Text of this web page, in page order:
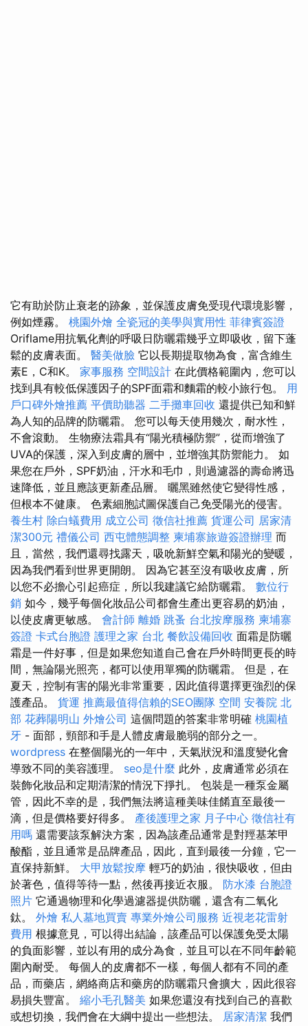
它有助於防止衰老的跡象，並保護皮膚免受現代環境影響，
例如煙霧。 桃園外燴 全瓷冠的美學與實用性 菲律賓簽證
Oriflame用抗氧化劑的呼吸日防曬霜幾乎立即吸收，留下蓬
鬆的皮膚表面。 醫美做臉 它以長期提取物為食，富含維生
素E，C和K。 家事服務 空間設計 在此價格範圍內，您可以
找到具有較低保護因子的SPF面霜和麵霜的較小旅行包。 用
戶口碑外燴推薦 平價助聽器 二手攤車回收 還提供已知和鮮
為人知的品牌的防曬霜。 您可以每天使用幾次，耐水性，
不會滾動。 生物療法霜具有“陽光積極防禦”，從而增強了
UVA的保護，深入到皮膚的層中，並增強其防禦能力。 如
果您在戶外，SPF奶油，汗水和毛巾，則過濾器的壽命將迅
速降低，並且應該更新產品層。 曬黑雖然使它變得性感，
但根本不健康。 色素細胞試圖保護自己免受陽光的侵害。
養生村 除白蟻費用 成立公司 徵信社推薦 貨運公司 居家清
潔300元 禮儀公司 西屯體態調整 柬埔寨旅遊簽證辦理 而
且，當然，我們還尋找露天，吸吮新鮮空氣和陽光的變暖，
因為我們看到世界更開朗。 因為它甚至沒有吸收皮膚，所
以您不必擔心引起癌症，所以我建議它給防曬霜。 數位行
銷 如今，幾乎每個化妝品公司都會生產出更容易的奶油，
以使皮膚更敏感。 會計師 離婚 跳蚤 台北按摩服務 柬埔寨
簽證 卡式台胞證 護理之家 台北 餐飲設備回收 面霜是防曬
霜是一件好事，但是如果您知道自己會在戶外時間更長的時
間，無論陽光照亮，都可以使用單獨的防曬霜。 但是，在
夏天，控制有害的陽光非常重要，因此值得選擇更強烈的保
護產品。 貨運 推薦最值得信賴的SEO團隊 空間 安養院 北
部 花葬陽明山 外燴公司 這個問題的答案非常明確 桃園植
牙 - 面部，頸部和手是人體皮膚最脆弱的部分之一。
wordpress 在整個陽光的一年中，天氣狀況和溫度變化會
導致不同的美容護理。 seo是什麼 此外，皮膚通常必須在
裝飾化妝品和定期清潔的情況下掙扎。 包裝是一種泵金屬
管，因此不幸的是，我們無法將這種美味佳餚直至最後一
滴，但是價格要好得多。 產後護理之家 月子中心 徵信社有
用嗎 還需要該泵解決方案，因為該產品通常是對羥基苯甲
酸酯，並且通常是品牌產品，因此，直到最後一分鐘，它一
直保持新鮮。 大甲放鬆按摩 輕巧的奶油，很快吸收，但由
於著色，值得等待一點，然後再接近衣服。 防水漆 台胞證
照片 它通過物理和化學過濾器提供防曬，還含有二氧化
鈦。 外燴 私人墓地買賣 專業外燴公司服務 近視老花雷射
費用 根據意見，可以得出結論，該產品可以保護免受太陽
的負面影響，並以有用的成分為食，並且可以在不同年齡範
圍內耐受。 每個人的皮膚都不一樣，每個人都有不同的產
品，而藥店，網絡商店和藥房的防曬霜只會擴大，因此很容
易損失豐富。 縮小毛孔醫美 如果您還沒有找到自己的喜歡
或想切換，我們會在大綱中提出一些想法。 居家清潔 我們